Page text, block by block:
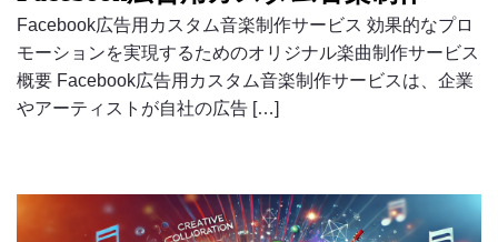
Facebook広告用カスタム音楽制作サービス 効果的なプロ
モーションを実現するためのオリジナル楽曲制作サービス
概要 Facebook広告用カスタム音楽制作サービスは、企業
やアーティストが自社の広告 […]